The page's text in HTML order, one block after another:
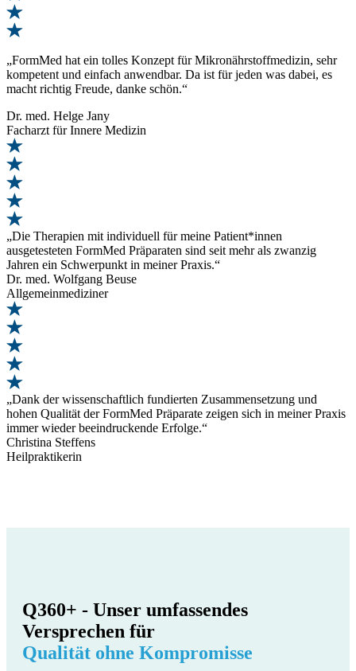
„FormMed hat ein tolles Konzept für Mikronährstoffmedizin, sehr
kompetent und einfach anwendbar. Da ist für jeden was dabei, es
macht richtig Freude, danke schön.“
Dr. med. Helge Jany
Facharzt für Innere Medizin
„Die Therapien mit individuell für meine Patient*innen
ausgetesteten FormMed Präparaten sind seit mehr als zwanzig
Jahren ein Schwerpunkt in meiner Praxis.“
Dr. med. Wolfgang Beuse
Allgemeinmediziner
„Dank der wissenschaftlich fundierten Zusammensetzung und
hohen Qualität der FormMed Präparate zeigen sich in meiner Praxis
immer wieder beeindruckende Erfolge.“
Christina Steffens
Heilpraktikerin
Q360+ - Unser umfassendes
Versprechen für
Qualität ohne Kompromisse